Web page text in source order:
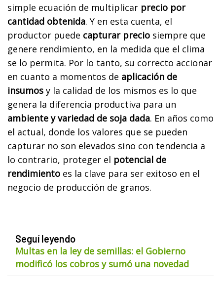
simple ecuación de multiplicar precio por
cantidad obtenida. Y en esta cuenta, el
productor puede capturar precio siempre que
genere rendimiento, en la medida que el clima
se lo permita. Por lo tanto, su correcto accionar
en cuanto a momentos de aplicación de
insumos y la calidad de los mismos es lo que
genera la diferencia productiva para un
ambiente y variedad de soja dada. En años como
el actual, donde los valores que se pueden
capturar no son elevados sino con tendencia a
lo contrario, proteger el potencial de
rendimiento es la clave para ser exitoso en el
negocio de producción de granos.
Seguí leyendo
Multas en la ley de semillas: el Gobierno
modificó los cobros y sumó una novedad